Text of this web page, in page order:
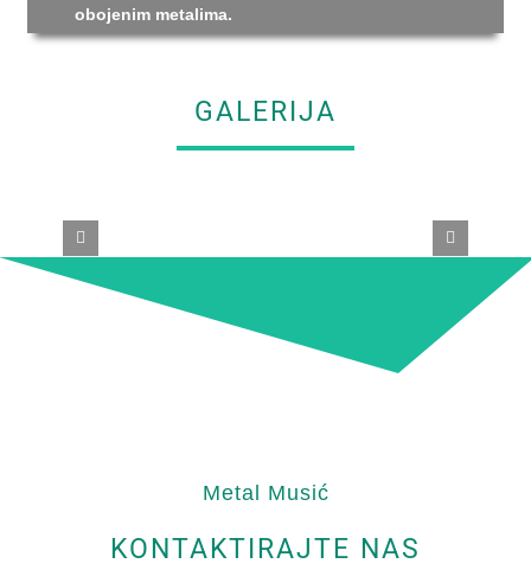
obojenim metalima.
GALERIJA
Metal Musić
KONTAKTIRAJTE NAS